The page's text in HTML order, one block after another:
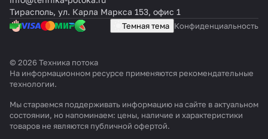
Тирасполь, ул. Карла Маркса 153, офис 1
Темная тема Конфиденциальность
© 2026 Техника потока
На информационном ресурсе применяются рекомендательные
технологии.
Мы стараемся поддерживать информацию на сайте в актуальном
состоянии, но напоминаем: цены, наличие и характеристики
товаров не являются публичной офертой.